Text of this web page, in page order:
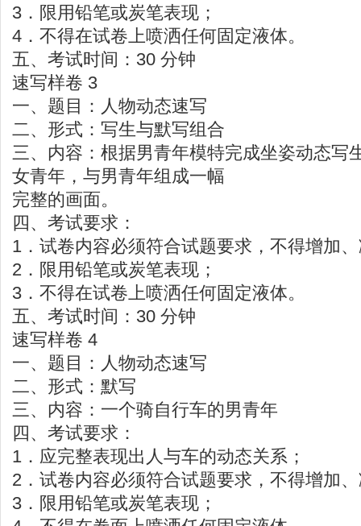
3．限用铅笔或炭笔表现；
4．不得在试卷上喷洒任何固定液体。
五、考试时间：30 分钟
速写样卷 3
一、题目：人物动态速写
二、形式：写生与默写组合
三、内容：根据男青年模特完成坐姿动态写
女青年，与男青年组成一幅
完整的画面。
四、考试要求：
1．试卷内容必须符合试题要求，不得增加
2．限用铅笔或炭笔表现；
3．不得在试卷上喷洒任何固定液体。
五、考试时间：30 分钟
速写样卷 4
一、题目：人物动态速写
二、形式：默写
三、内容：一个骑自行车的男青年
四、考试要求：
1．应完整表现出人与车的动态关系；
2．试卷内容必须符合试题要求，不得增加
3．限用铅笔或炭笔表现；